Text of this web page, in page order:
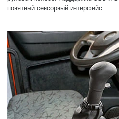
понятный сенсорный интерфейс.